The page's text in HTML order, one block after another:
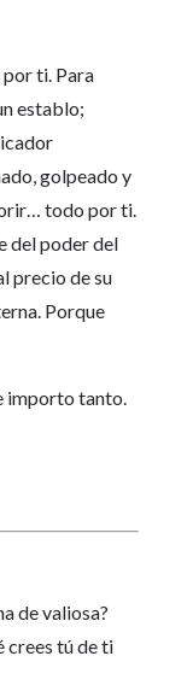
por ti. Para
establo;
golpeado y
todo por ti.
del poder del
precio de su
Porque
importo tanto.
de valiosa?
crees tú de ti